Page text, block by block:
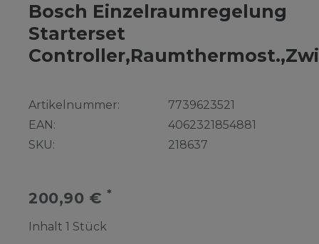
Bosch Einzelraumregelung
Starterset
Artikelnummer:
EAN:
SKU:
7739623521
4062321854881
218637
200,90 € *
Inhalt 1 Stück